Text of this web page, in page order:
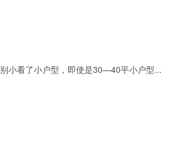
小看了小户型，即使是30—40平小户型...